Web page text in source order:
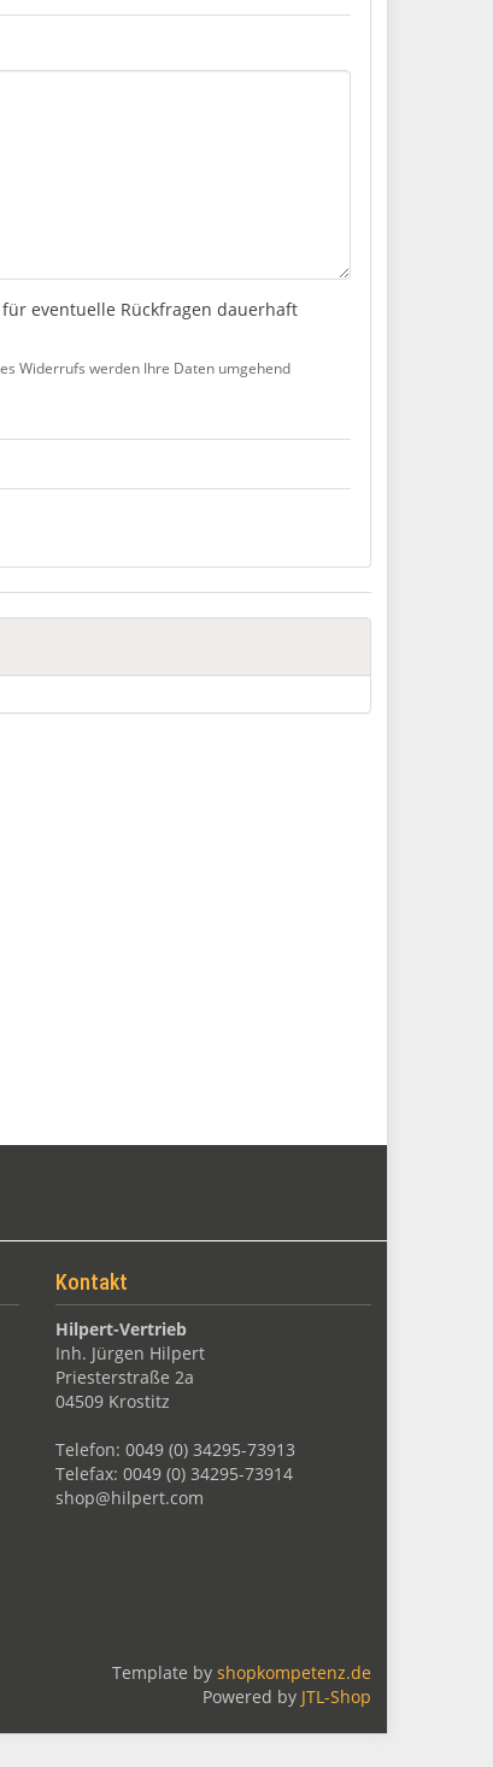
eventuelle Rückfragen dauerhaft
Widerrufs werden Ihre Daten umgehend
Kontakt
Hilpert-Vertrieb
Inh. Jürgen Hilpert
Priesterstraße 2a
04509 Krostitz
Telefon: 0049 (0) 34295-73913
Telefax: 0049 (0) 34295-73914
shop@hilpert.com
Template by shopkompetenz.de
Powered by JTL-Shop